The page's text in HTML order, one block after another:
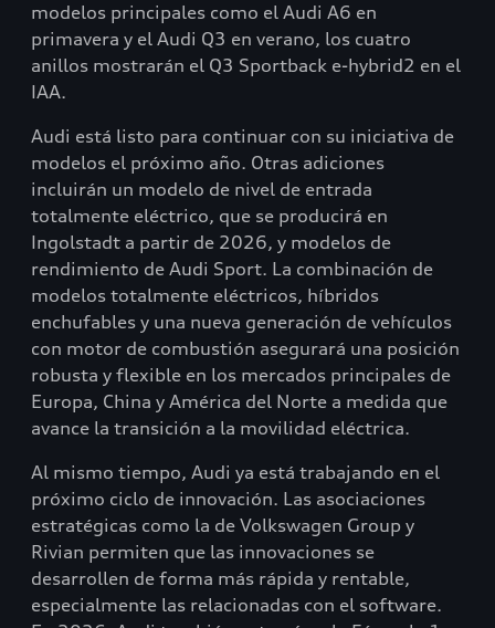
modelos principales como el Audi A6 en
primavera y el Audi Q3 en verano, los cuatro
anillos mostrarán el Q3 Sportback e-hybrid2 en el
IAA.
Audi está listo para continuar con su iniciativa de
modelos el próximo año. Otras adiciones
incluirán un modelo de nivel de entrada
totalmente eléctrico, que se producirá en
Ingolstadt a partir de 2026, y modelos de
rendimiento de Audi Sport. La combinación de
modelos totalmente eléctricos, híbridos
enchufables y una nueva generación de vehículos
con motor de combustión asegurará una posición
robusta y flexible en los mercados principales de
Europa, China y América del Norte a medida que
avance la transición a la movilidad eléctrica.
Al mismo tiempo, Audi ya está trabajando en el
próximo ciclo de innovación. Las asociaciones
estratégicas como la de Volkswagen Group y
Rivian permiten que las innovaciones se
desarrollen de forma más rápida y rentable,
especialmente las relacionadas con el software.